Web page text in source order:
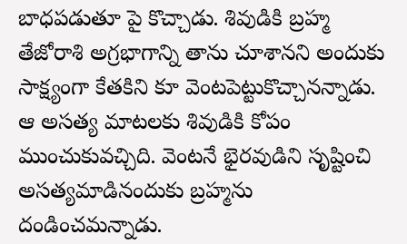
బాధపడుతూ పై కొచ్చాడు. శివుడికి బ్రహ్మ
తేజోరాశి అగ్రభాగాన్ని తాను చూశానని అందుకు
సాక్ష్యంగా కేతకిని కూడా వెంటపెట్టుకొచ్చానన్నాడు.
ఆ అసత్య మాటలకు శివుడికి కోపం
ముంచుకువచ్చిది. వెంటనే భైరవుడిని సృష్టించి
అసత్యమాడినందుకు బ్రహ్మను
దండించమన్నాడు.